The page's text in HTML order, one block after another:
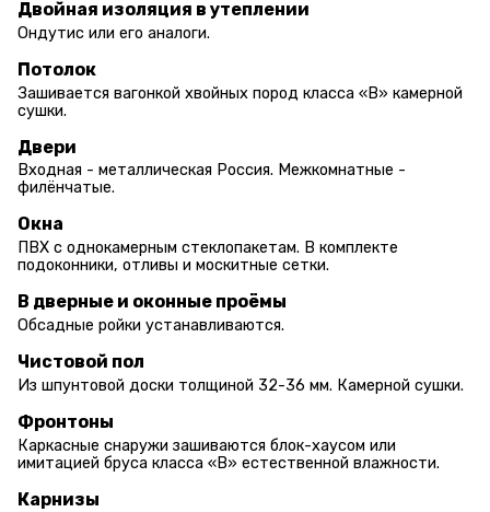
Двойная изоляция в утеплении
Ондутис или его аналоги.
Потолок
Зашивается вагонкой хвойных пород класса «В» камерной
сушки.
Двери
Входная - металлическая Россия. Межкомнатные -
филёнчатые.
Окна
ПВХ с однокамерным стеклопакетам. В комплекте
подоконники, отливы и москитные сетки.
В дверные и оконные проёмы
Обсадные ройки устанавливаются.
Чистовой пол
Из шпунтовой доски толщиной 32-36 мм. Камерной сушки.
Фронтоны
Каркасные снаружи зашиваются блок-хаусом или
имитацией бруса класса «В» естественной влажности.
Карнизы